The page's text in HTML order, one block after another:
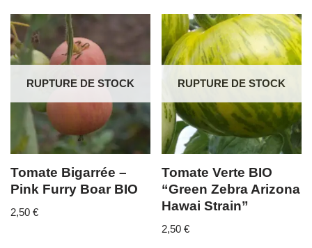
RUPTURE DE STOCK
Tomate Bigarrée –
Pink Furry Boar BIO
2,50 €
RUPTURE DE STOCK
Tomate Verte BIO
“Green Zebra Arizona
Hawai Strain”
2,50€